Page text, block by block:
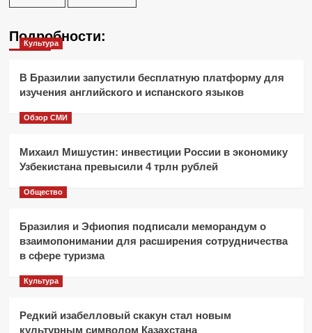
Подробности:
Культура
В Бразилии запустили бесплатную платформу для
изучения английского и испанского языков
Обзор СМИ
Михаил Мишустин: инвестиции России в экономику
Узбекистана превысили 4 трлн рублей
Общество
Бразилия и Эфиопия подписали меморандум о
взаимопонимании для расширения сотрудничества
в сфере туризма
Культура
Редкий изабелловый скакун стал новым
культурным символом Казахстана